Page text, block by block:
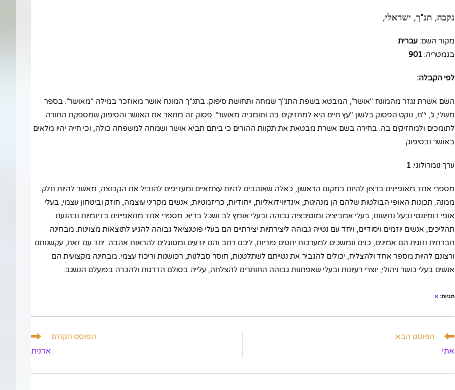
נקבה, תנ"ך, ישראלי,
מקור השם: עברית
בגמטריה: 901
לפי הקבלה:
השם אשרת נגזר מהמונח "אושר", המבטא בשפת התנ"ך שמחה ותחושת סיפוק. בתנ"ך המונח אושר מאוזכר במילה "מאושר". בספר
משלי, ג', י"ח, נוקט הפסוק בלשון "עץ חיים היא למחזיקים בה ותומכיה מאושר". פסוק זה מתאר את האושר והסיפוק שמספקת התורה
לתומכים ולמחזיקים בה. בחירה בשם אשרת מבטאת את תקוות ההורים כי ביתם תביא אושר ושמחה למשפחה כולה, וכי חייה יהיו מלאים
באושר ובסיפוק.
ערך נומרולוגי: 1
מספרי אחד מאופיינים ברצון להיות במקום הראשון, כאלה שאוהבים להיות עצמאיים ומעדיפים להוביל את הקבוצה, מאשר להיות חלק
ממנה. תכונות האופי הבולטות שלהם הן מנהיגות, אינדיווידואליות, ייחודיות, כריזמטיות, אנשים מקריני עוצמה, חוזק וביטחון עצמי, בעלי
אופי דומיננטי ובעל נחישות, בעלי אמביציה ומוטיבציה גבוהה ובעלי אומץ לב ושכל בריא. מספרי אחד מתאפיינים בדינמיות ובהנעת
תהליכים, אנשים יוזמים ויסודיים, ויחד עם נטייה גבוהה ליצירתיות יצירתיים הם בעלי פוטנציאל גבוהה להגיע לתוצאות מצוינות. מבחינה
חברתית וזוגית הם אמינים, כנים ונמשכים למערכות יחסים פוריות, ליבם רחב והם יודעים ומסוגלים להראות אהבה. יחד עם זאת, עקשנותם
ורצונם להיות מספר אחד ולהצליח, יכולים להגביר את נטייתם לשתלטנות, חוסר סבלנות, רכושנות וריכוז עצמי. מבחינה מקצועית הם
אנשים בעלי כושר ניהולי, יוצרי רעיונות ובעלי שאפתנות גבוהה החותרים להצלחה, עלייה בסולם הדרגות ולהכרה בפועלם הנשגב.
תגיות: א
לקרוא
נוספים
הפוסט הקודם
ארנית
הפוסט הבא
אתי